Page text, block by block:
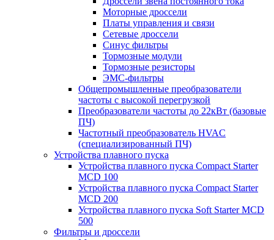
Моторные дроссели
Платы управления и связи
Сетевые дроссели
Синус фильтры
Тормозные модули
Тормозные резисторы
ЭМС-фильтры
Общепромышленные преобразователи
частоты с высокой перегрузкой
Преобразователи частоты до 22кВт (базовые
ПЧ)
Частотный преобразователь HVAC
(специализированный ПЧ)
Устройства плавного пуска
Устройства плавного пуска Compact Starter
MCD 100
Устройства плавного пуска Compact Starter
MCD 200
Устройства плавного пуска Soft Starter MCD
500
Фильтры и дроссели